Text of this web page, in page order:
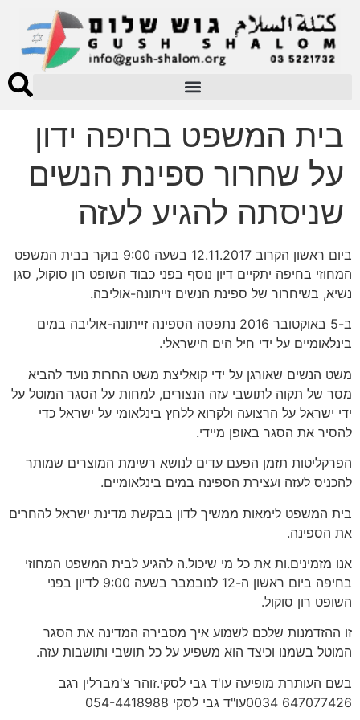
בית המשפט בחיפה ידון
על שחרור ספינת הנשים
שניסתה להגיע לעזה
ביום ראשון הקרוב 12.11.2017 בשעה 9:00 בוקר בבית המשפט
המחוזי בחיפה יתקיים דיון נוסף בפני כבוד השופט רון סוקול, סגן
נשיא, בשיחרור של ספינת הנשים זייתונה-אוליבה.
ב-5 באוקטובר 2016 נתפסה הספינה זייתונה-אוליבה במים
בינלאומיים על ידי חיל הים הישראלי.
משט הנשים שאורגן על ידי קואליצת משט החרות נועד להביא
מסר של תקוה לתושבי עזה הנצורים, למחות על הסגר המוטל על
ידי ישראל על הרצועה ולקרוא ללחץ בינלאומי על ישראל כדי
להסיר את הסגר באופן מיידי.
הפרקליטות תזמן הפעם עדים לנושא רשימת המוצרים שמותר
להכניס לעזה ועצירת הספינה במים בינלאומיים.
בית המשפט לימאות ממשיך לדון בבקשת מדינת ישראל להחרים
את הספינה.
אנו מזמינים.ות את כל מי שיכול.ה להגיע לבית המשפט המחוזי
בחיפה ביום ראשון ה-12 לנובמבר בשעה 9:00 לדיון בפני
השופט רון סוקול.
זו ההזדמנות שלכם לשמוע איך מסבירה המדינה את הסגר
המוטל בשמנו וכיצד הוא משפיע על כל תושבי ותושבות עזה.
בשם העותרת מופיעה עו'ד גבי לסקי.זוהר צ'מברלין רגב
647077426 0034עו"ד גבי לסקי 054-4418988